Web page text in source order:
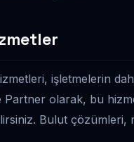
işletmelerin
Partner olarak, bu
Bulut çözümleri,